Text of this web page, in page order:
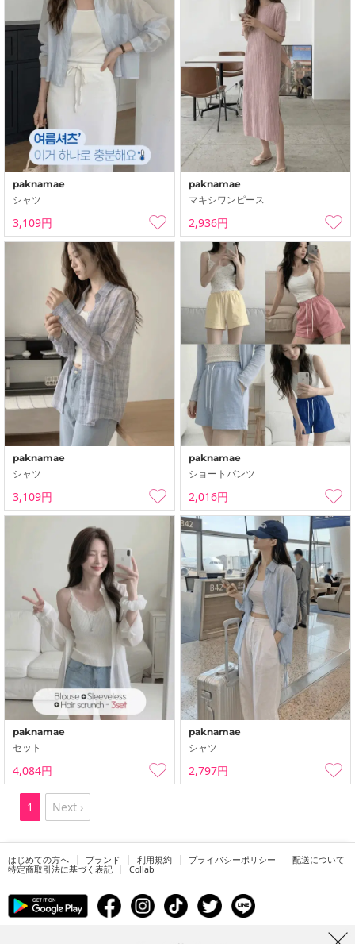
paknamae
シャツ
3,109円
paknamae
マキシワンピース
2,936円
paknamae
シャツ
3,109円
paknamae
ショートパンツ
2,016円
paknamae
セット
4,084円
paknamae
シャツ
2,797円
1 Next ›
はじめての方へ ブランド 利用規約 プライバシーポリシー
配送について
特定商取引法に基づく表記
Collab